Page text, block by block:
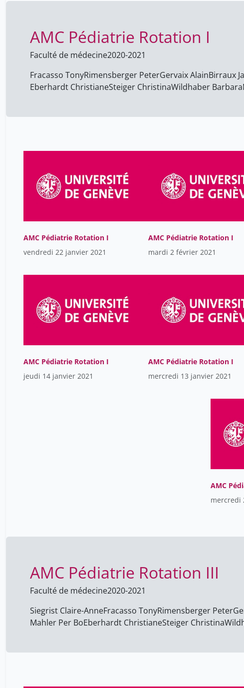
AMC Pédiatrie Rotation I
Faculté de médecine2020-2021
Fracasso TonyRimensberger PeterGervaix AlainBirraux
Eberhardt ChristianeSteiger ChristinaWildhaber Barbara
AMC Pédiatrie Rotation I
vendredi 22 janvier 2021
AMC Pédiatrie Rotation I
mardi 2 février 2021
AMC Pédiatrie Rotation I
jeudi 14 janvier 2021
AMC Pédiatrie Rotation I
mercredi 13 janvier 2021
AMC
mercredi
AMC Pédiatrie Rotation III
Faculté de médecine2020-2021
Siegrist Claire-AnneFracasso TonyRimensberger Peter
Mahler Per BoEberhardt ChristianeSteiger Christina